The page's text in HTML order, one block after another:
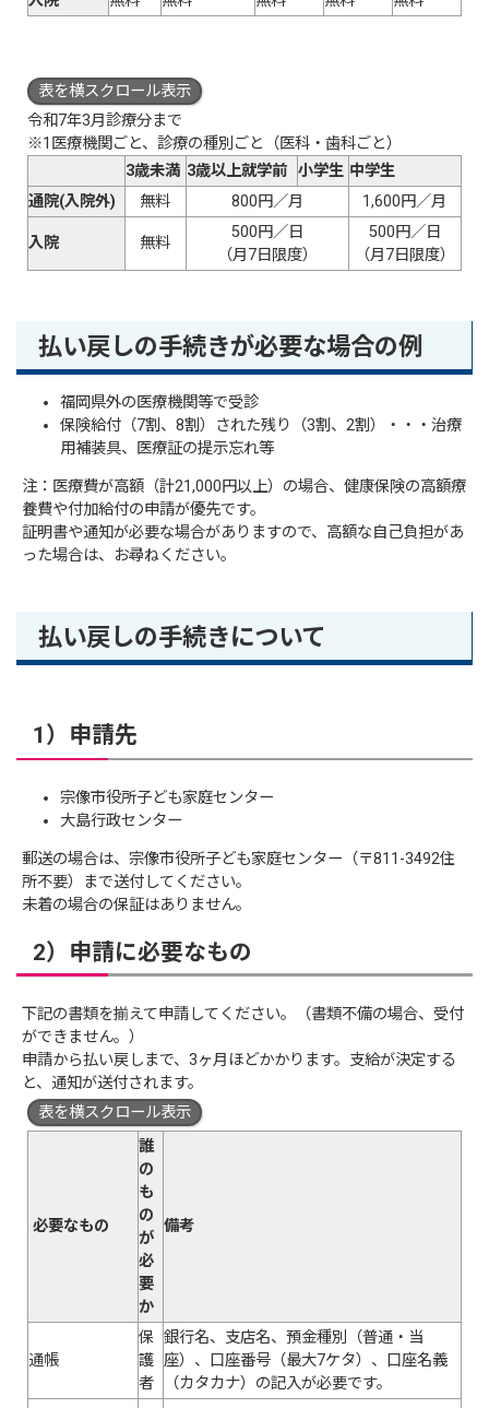
表を横スクロール表示
令和7年3月診療分まで
※1医療機関ごと、診療の種別ごと（医科・歯科ごと）
3歳未満 3歳以上就学前 小学生 中学生
通院(入院外)
無料 800円／月 1,600円／月
入院 無料
500円／日
（月7日限度）
500円／日
（月7日限度）
払い戻しの手続きが必要な場合の例
福岡県外の医療機関等で受診
保険給付（7割、8割）された残り（3割、2割）・・・治療
用補装具、医療証の提示忘れ等
注：医療費が高額（計21,000円以上）の場合、健康保険の高額療
養費や付加給付の申請が優先です。
証明書や通知が必要な場合がありますので、高額な自己負担があ
った場合は、お尋ねください。
払い戻しの手続きについて
1）申請先
宗像市役所子ども家庭センター
大島行政センター
郵送の場合は、宗像市役所子ども家庭センター（〒811-3492住
所不要）まで送付してください。
未着の場合の保証はありません。
2）申請に必要なもの
下記の書類を揃えて申請してください。（書類不備の場合、受付
ができません。）
申請から払い戻しまで、3ヶ月ほどかかります。支給が決定する
と、通知が送付されます。
表を横スクロール表示
必要なもの
誰
の
も
の
が
必
要
か
備考
通帳
保
護
者
銀行名、支店名、預金種別（普通・当
座）、口座番号（最大7ケタ）、口座名義
（カタカナ）の記入が必要です。